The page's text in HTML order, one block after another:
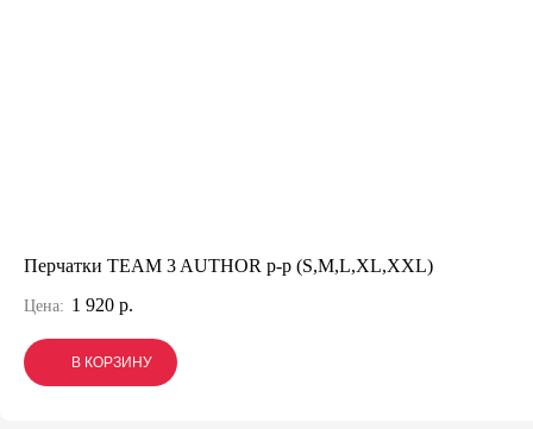
Перчатки TEAM 3 AUTHOR p-p (S,M,L,XL,XXL)
Цена: 1 920 р.
В КОРЗИНУ
В КОРЗИНУ
В КОРЗИНУ